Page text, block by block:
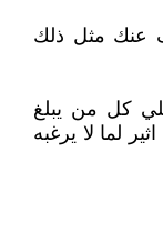
اعرف عنك مثل ذلك
كل من يبلغ
لما لا يرغبه